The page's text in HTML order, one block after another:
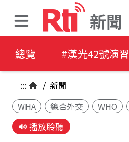
新聞
總覽 #漢光42號演習
::: / 新聞
WHA
總合外交 WHO
播放聆聽